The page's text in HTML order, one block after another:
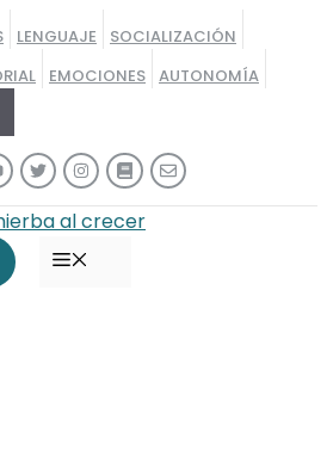
LENGUAJE
SOCIALIZACIÓN
EMOCIONES AUTONOMÍA